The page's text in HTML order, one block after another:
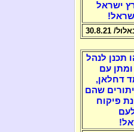
ישראל
30.8.21
תכנן לנהל
עם
דחלאן,
שהם
פיקוח